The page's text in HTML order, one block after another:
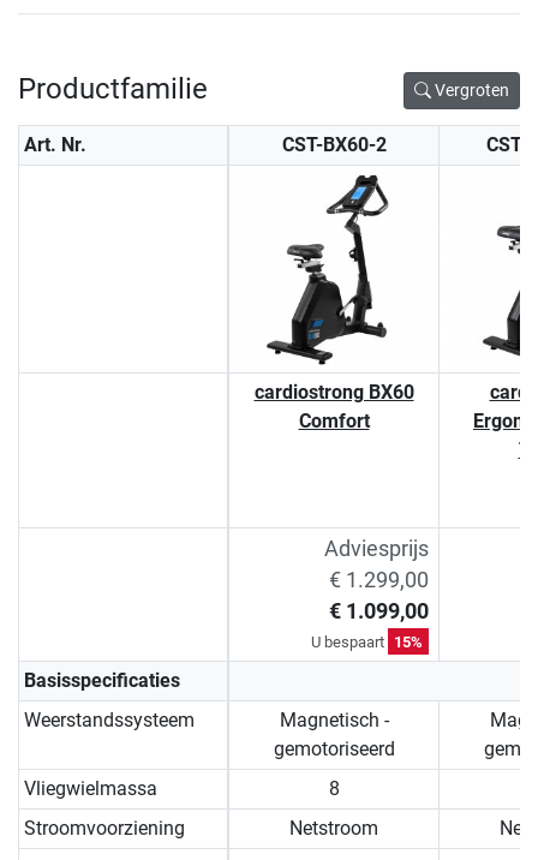
Productfamilie Vergroten
Art. Nr. CST-BX60-2 CST-
cardiostrong BX60
Comfort
Adviesprijs
€ 1.299,00
€ 1.099,00
U bespaart 15%
Basisspecificaties
Weerstandssysteem
Magnetisch -
gemotoriseerd
Vliegwielmassa
8
Stroomvoorziening
Netstroom